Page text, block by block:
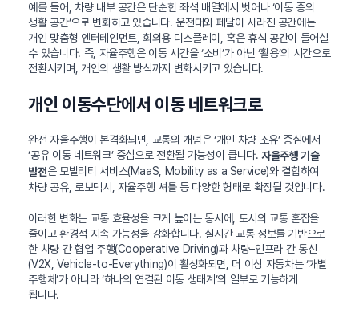
예를 들어, 차량 내부 공간은 단순한 좌석 배열에서 벗어나 ‘이동 중의
생활 공간’으로 변화하고 있습니다. 운전대와 페달이 사라진 공간에는
개인 맞춤형 엔터테인먼트, 회의용 디스플레이, 혹은 휴식 공간이 들어설
수 있습니다. 즉, 자율주행은 이동 시간을 ‘소비’가 아닌 ‘활용’의 시간으로
전환시키며, 개인의 생활 방식까지 변화시키고 있습니다.
개인 이동수단에서 이동 네트워크로
완전 자율주행이 본격화되면, 교통의 개념은 ‘개인 차량 소유’ 중심에서
‘공유 이동 네트워크’ 중심으로 전환될 가능성이 큽니다.자율주행 기술
발전은 모빌리티 서비스(MaaS, Mobility as a Service)와 결합하여
차량 공유, 로보택시, 자율주행 셔틀 등 다양한 형태로 확장될 것입니다.
이러한 변화는 교통 효율성을 크게 높이는 동시에, 도시의 교통 혼잡을
줄이고 환경적 지속 가능성을 강화합니다. 실시간 교통 정보를 기반으로
한 차량 간 협업 주행(Cooperative Driving)과 차량–인프라 간 통신
(V2X, Vehicle-to-Everything)이 활성화되면, 더 이상 자동차는 ‘개별
주행체’가 아니라 ‘하나의 연결된 이동 생태계’의 일부로 기능하게
됩니다.